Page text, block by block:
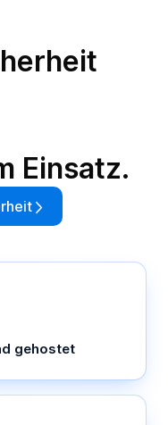
Einsatz.
gehostet